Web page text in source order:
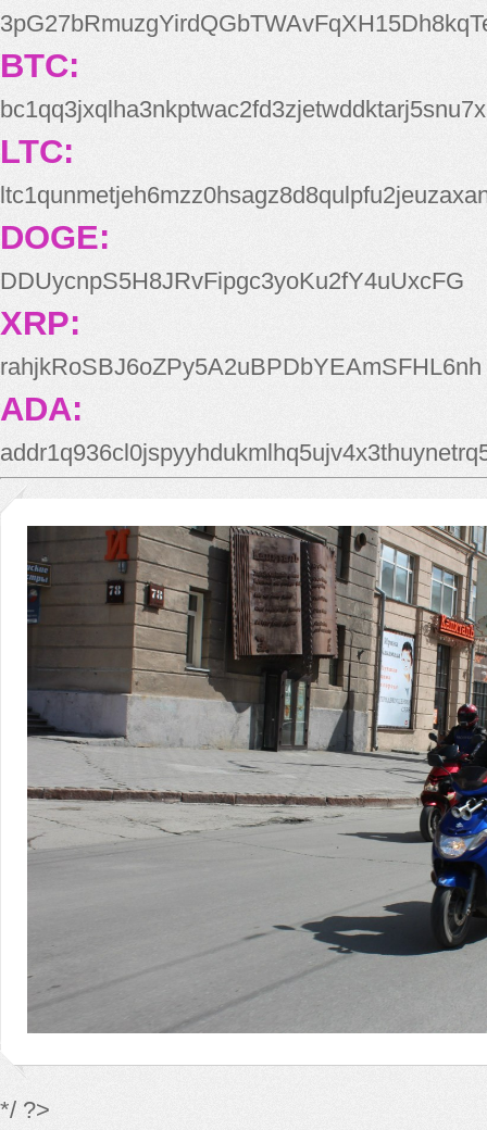
BTC:
bc1qq3jxqlha3nkptwac2fd3zjetwddktarj5snu7x
LTC:
DOGE:
DDUycnpS5H8JRvFipgc3yoKu2fY4uUxcFG
XRP:
rahjkRoSBJ6oZPy5A2uBPDbYEAmSFHL6nh
ADA:
*/ ?>